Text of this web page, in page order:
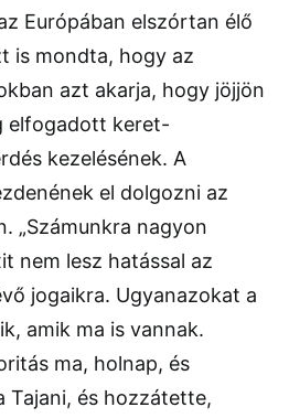
Európában elszórtan élő
is mondta, hogy az
azt akarja, hogy jöjjön
elfogadott keret-
kezelésének. A
el dolgozni az
„Számunkra nagyon
nem lesz hatással az
jogaikra. Ugyanazokat a
amik ma is vannak.
ma, holnap, és
Tajani, és hozzátette,